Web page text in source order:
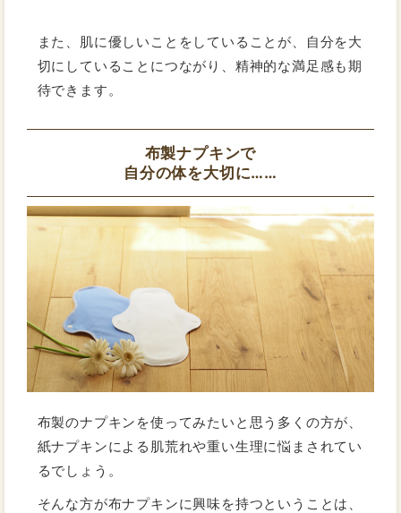
また、肌に優しいことをしていることが、自分を大
切にしていることにつながり、精神的な満足感も期
待できます。
布製ナプキンで
自分の体を大切に……
布製のナプキンを使ってみたいと思う多くの方が、
紙ナプキンによる肌荒れや重い生理に悩まされてい
るでしょう。
そんな方が布ナプキンに興味を持つということは、